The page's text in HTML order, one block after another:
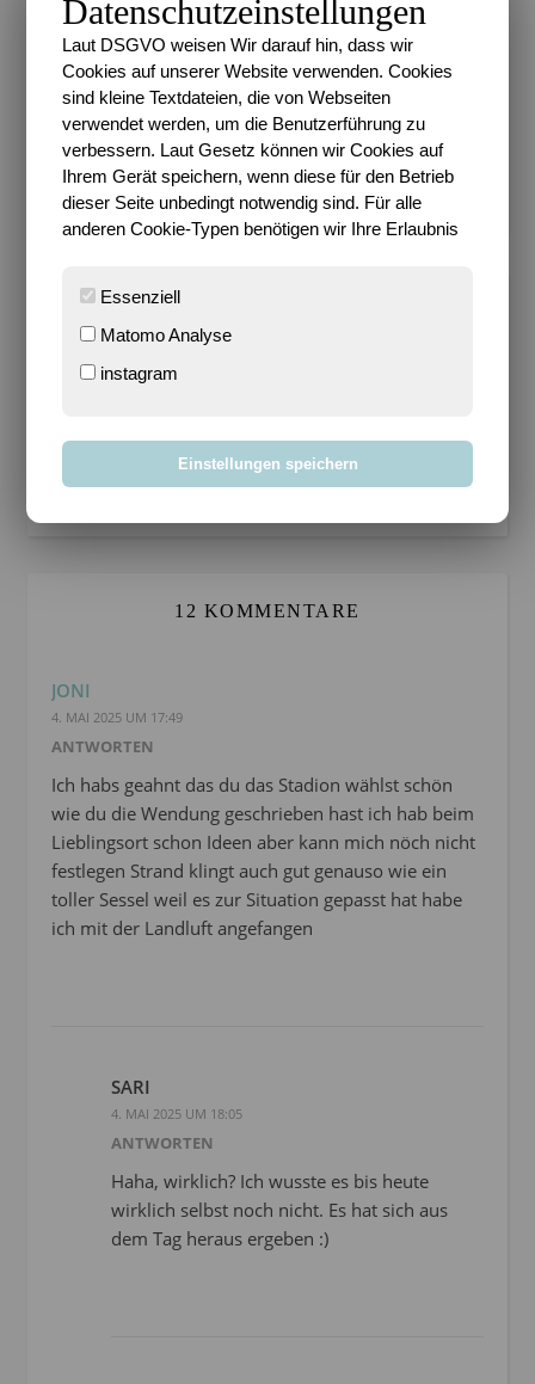
Weitere Beiträge zu den Themen vom Projekt
52 im Mai findet ihr hier.
Foto Fotoprojekt
Lieblingsort
Olympiastadion
Projekt 52
12 Kommentare
Frau Mondgras – Das bin ich, Sari. Gerne auch als
Sari Mondgras bekannt und im Internet zu finden. 2-
Glück. Ich komme aus Berlin, bin hier aufgewachsen
und lebe hier seit ich denken kann.
12 KOMMENTARE
JONI
4. MAI 2025 UM 17:49
ANTWORTEN
Ich habs geahnt das du das Stadion wählst schön
wie du die Wendung geschrieben hast ich hab beim
Lieblingsort schon Ideen aber kann mich nöch nicht
festlegen Strand klingt auch gut genauso wie ein
toller Sessel weil es zur Situation gepasst hat habe
ich mit der Landluft angefangen
SARI
4. MAI 2025 UM 18:05
ANTWORTEN
Haha, wirklich? Ich wusste es bis heute
wirklich selbst noch nicht. Es hat sich aus
dem Tag heraus ergeben :)
Datenschutzeinstellungen
Laut DSGVO weisen Wir darauf hin, dass wir
Cookies auf unserer Website verwenden. Cookies
sind kleine Textdateien, die von Webseiten
verwendet werden, um die Benutzerführung zu
verbessern. Laut Gesetz können wir Cookies auf
Ihrem Gerät speichern, wenn diese für den Betrieb
dieser Seite unbedingt notwendig sind. Für alle
anderen Cookie-Typen benötigen wir Ihre Erlaubnis
Essenziell
Matomo Analyse
instagram
Einstellungen speichern